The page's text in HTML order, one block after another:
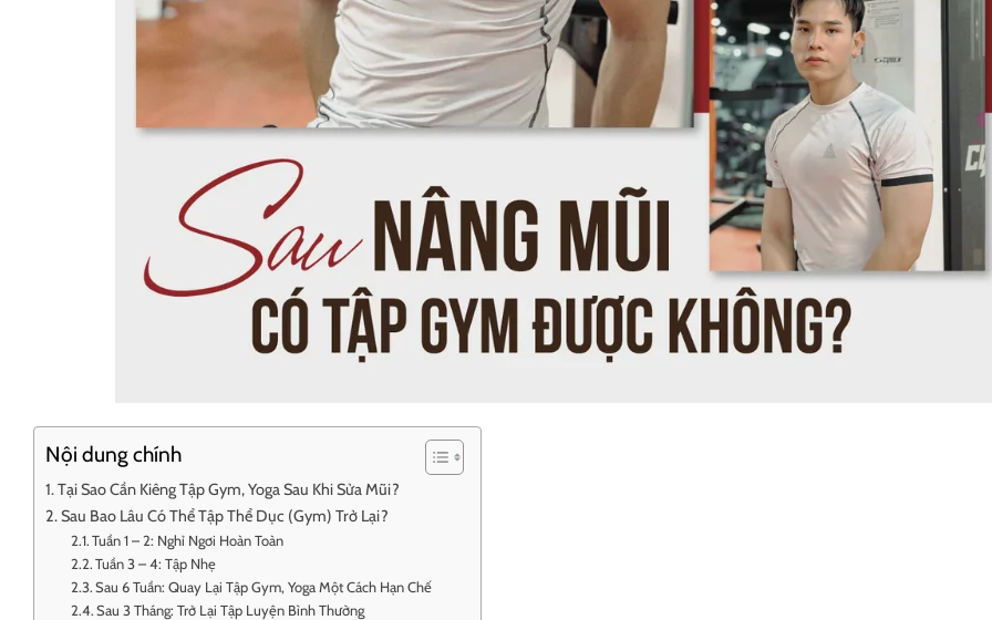
Nội dung chính
Tại Sao Cần Kiêng Tập Gym, Yoga Sau Khi Sửa Mũi?
Sau Bao Lâu Có Thể Tập Thể Dục (Gym) Trở Lại?
Tuần 1 – 2: Nghỉ Ngơi Hoàn Toàn
Tuần 3 – 4: Tập Nhẹ
Sau 6 Tuần: Quay Lại Tập Gym, Yoga Một Cách Hạn Chế
Sau 3 Tháng: Trở Lại Tập Luyện Bình Thường